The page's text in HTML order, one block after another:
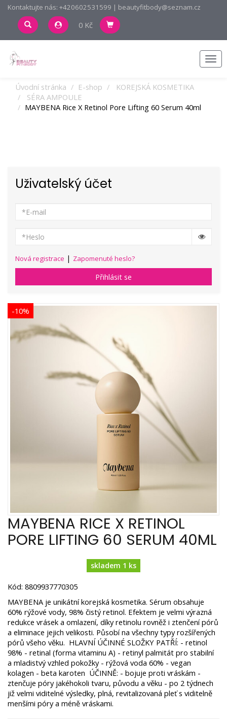
Kontaktujte nás: +420602531599 | beautyfitbody@seznam.cz
0 Kč
Úvodní stránka E-shop
KOREJSKÁ KOSMETIKA
SÉRA AMPOULE
MAYBENA Rice X Retinol Pore Lifting 60 Serum 40ml
Uživatelský účet
Nová registrace | Zapomenuté heslo?
Přihlásit se
-10%
MAYBENA RICE X RETINOL
PORE LIFTING 60 SERUM 40ML
skladem 1 ks
Kód: 8809937770305
MAYBENA je unikátní korejská kosmetika. Sérum obsahuje
60% rýžové vody, 98% čistý retinol. Efektem je velmi výrazná
redukce vrásek a omlazení, díky retinolu rovněž i ztenčení pórů
a eliminace jejich velikosti. Působí na všechny typy rozšířených
pórů všeho věku. HLAVNÍ ÚČINNÉ SLOŽKY PATŘÍ: - retinol
98% - retinal (forma vitaminu A) - retinyl palmitát pro stabilní
a mladistvý vzhled pokožky - rýžová voda 60% - vegan
kolagen - beta karoten ÚČINNĚ: - bojuje proti vráskám -
ztenčuje póry jakéhokoli tvaru, původu a věku - po 2 týdnech
již velmi viditelné výsledky, plná, revitalizovaná pleť s viditelně
menšími póry a méně vráskami.